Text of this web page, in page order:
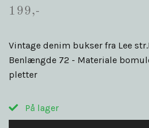
199,-
Vintage denim bukser fra Lee
Benlængde 72 - Materiale
pletter
På lager